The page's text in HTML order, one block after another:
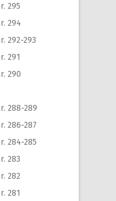
295
294
292-293
291
290
288-289
286-287
284-285
283
282
281